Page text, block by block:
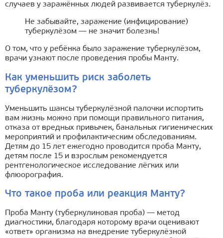
случаев у заражённых людей развивается туберкулёз.
Не забывайте, заражение (инфицирование)
туберкулёзом — не значит болезнь!
О том, что у ребёнка было заражение туберкулёзом,
врачи узнают после проведения пробы Манту.
Как уменьшить риск заболеть
туберкулёзом?
Уменьшить шансы туберкулёзной палочки испортить
вам жизнь можно при помощи правильного питания,
отказа от вредных привычек, банальных гигиенических
мероприятий и профилактическим обследованиям.
Детям до 15 лет ежегодно проводится проба Манту,
детям после 15 и взрослым рекомендуется
рентгенологическое исследование лёгких или
флюорография.
Что такое проба или реакция Манту?
Проба Манту (туберкулиновая проба) — метод
диагностики, благодаря которому врачи оценивают
«ответ» организма на внедрение туберкулёзной